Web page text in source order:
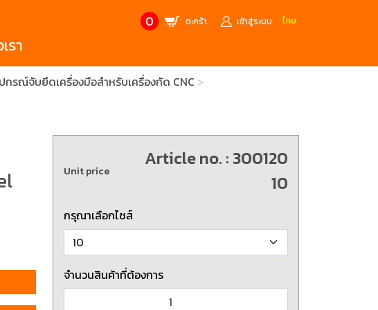
0 ตะกร้า เข้าสู่ระบบ ไทย
Swiss Tool
สินค้าลดราคาพิเศษ
(Non-sparking tools)
เครื่องมือสำหรับช่างไฟฟ้า
(Electrician Tool)
3 Clamping technology /
4 Metrology / เครื่องมือวัด
MANUFACTURE’S BRANDS
CONTACT US
รา
รณ์จับยึดเครื่องมือสำหรับเครื่องกัด CNC
Unit price
Article no. : 300120
10
กรุณาเลือกไซส์
จำนวนสินค้าที่ต้องการ